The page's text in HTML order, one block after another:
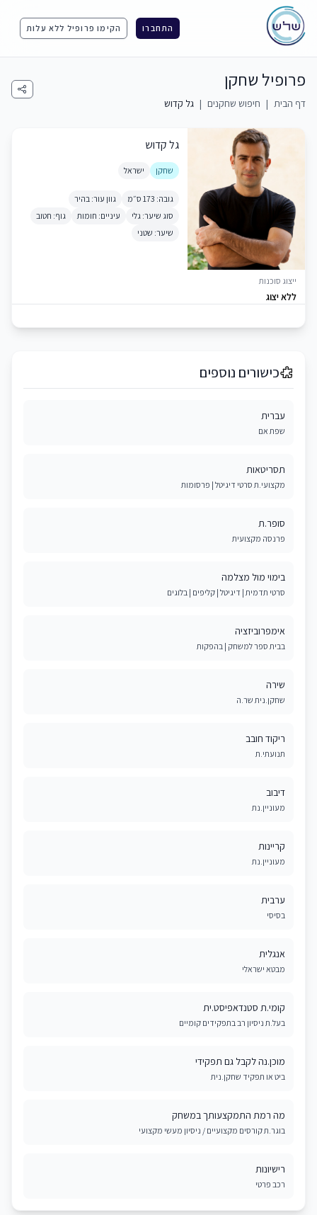
התחברו הקימו פרופיל ללא עלות
פרופיל שחקן
דף הבית | חיפוש שחקנים | גל קדוש
ייצוג סוכנות
ללא יצוג
גל קדוש
שחקן ישראל
גובה: 173 ס״מ
גוון עור: בהיר
סוג שיער: גלי
עיניים: חומות
גוף: חטוב
שיער: שטני
כישורים נוספים
עברית
שפת אם
תסריטאות
מקצועי.ת סרטי דיגיטל | פרסומות
סופר.ת
פרנסה מקצועית
בימוי מול מצלמה
סרטי תדמית | דיגיטל | קליפים | בלוגים
אימפרוביזציה
בבית ספר למשחק | בהפקות
שירה
שחקן.נית שר.ה
ריקוד חובב
תנועתי.ת
דיבוב
מעוניין.נת
קריינות
מעוניין.נת
ערבית
בסיסי
אנגלית
מבטא ישראלי
קומי.ת סטנדאפיסט.ית
בעל.ת ניסיון רב בתפקידים קומיים
מוכן.נה לקבל גם תפקידי
ביט או תפקיד שחקן.נית
מה רמת התמקצעותך במשחק
בוגר.ת קורסים מקצועיים / ניסיון מעשי מקצועי
רישיונות
רכב פרטי